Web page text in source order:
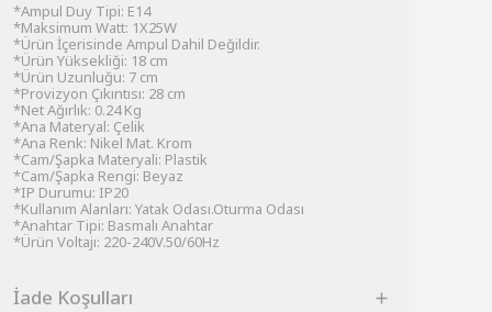
*Ampul Duy Tipi: E14
*Maksimum Watt: 1X25W
*Ürün İçerisinde Ampul Dahil Değildir.
*Ürün Yüksekliği: 18 cm
*Ürün Uzunluğu: 7 cm
*Provizyon Çıkıntısı: 28 cm
*Net Ağırlık: 0.24 Kg
*Ana Materyal: Çelik
*Ana Renk: Nikel Mat. Krom
*Cam/Şapka Materyali: Plastik
*Cam/Şapka Rengi: Beyaz
*IP Durumu: IP20
*Kullanım Alanları: Yatak Odası.Oturma Odası
*Anahtar Tipi: Basmalı Anahtar
*Ürün Voltajı: 220-240V.50/60Hz
İade Koşulları